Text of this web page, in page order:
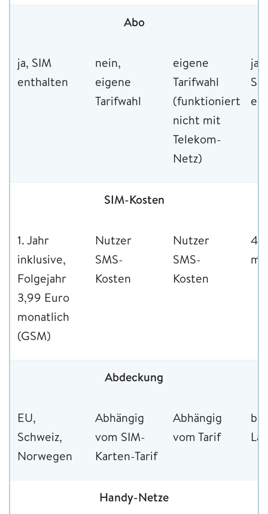
Abo
ja, SIM
enthalten
nein,
eigene
Tarifwahl
eigene
Tarifwahl
(funktioniert
nicht mit
Telekom-
Netz)
ja,
SIM-Kosten
1. Jahr
inklusive,
Folgejahr
3,99 Euro
monatlich
(GSM)
Nutzer
SMS-
Kosten
Nutzer
SMS-
Kosten
Abdeckung
EU,
Schweiz,
Norwegen
Abhängig
vom SIM-
Karten-Tarif
Abhängig
vom Tarif
Handy-Netze